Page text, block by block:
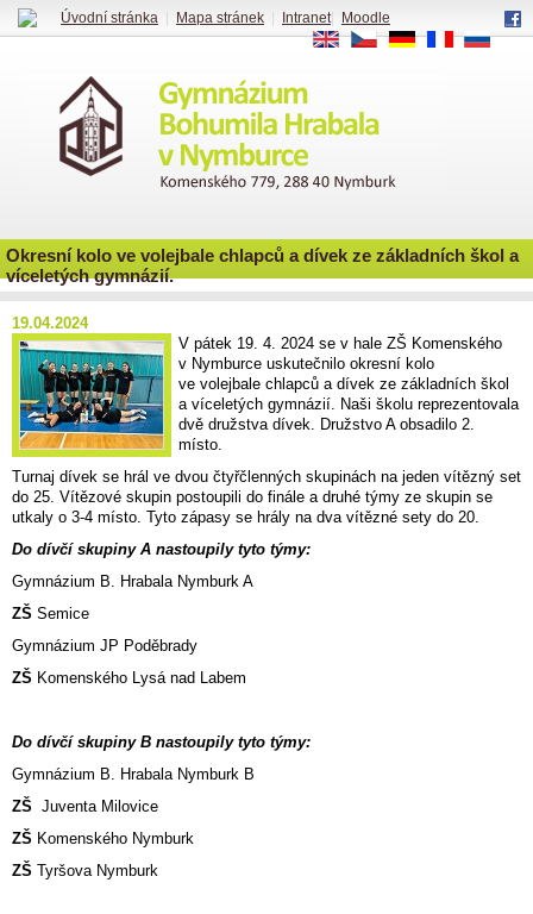
Okresní kolo ve volejbale chlapců a dívek ze základních škol a
víceletých gymnázií.
19.04.2024
V pátek 19. 4. 2024 se v hale ZŠ Komenského
v Nymburce uskutečnilo okresní kolo
ve volejbale chlapců a dívek ze základních škol
a víceletých gymnázií. Naši školu reprezentovala
dvě družstva dívek. Družstvo A obsadilo 2.
místo.
Turnaj dívek se hrál ve dvou čtyřčlenných skupinách na jeden vítězný set
do 25. Vítězové skupin postoupili do finále a druhé týmy ze skupin se
utkaly o 3-4 místo. Tyto zápasy se hrály na dva vítězné sety do 20.
Do dívčí skupiny A nastoupily tyto týmy:
Gymnázium B. Hrabala Nymburk A
ZŠ Semice
Gymnázium JP Poděbrady
ZŠ Komenského Lysá nad Labem
Do dívčí skupiny B nastoupily tyto týmy:
Gymnázium B. Hrabala Nymburk B
ZŠ Juventa Milovice
ZŠ Komenského Nymburk
ZŠ Tyršova Nymburk
Úvodní stránka Mapa stránek Intranet|
Moodle
EN
CS DE FR RU